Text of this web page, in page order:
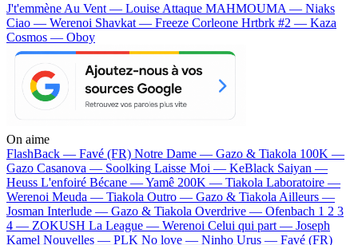
J't'emmène Au Vent — Louise Attaque MAHMOUMA — Niaks
Ciao — Werenoi Shavkat — Freeze Corleone Hrtbrk #2 — Kaza
Cosmos — Oboy
On aime
FlashBack — Favé (FR) Notre Dame — Gazo & Tiakola 100K —
Gazo Casanova — Soolking Laisse Moi — KeBlack Saiyan —
Heuss L'enfoiré Bécane —Yamê 200K — Tiakola Laboratoire —
Werenoi Meuda — Tiakola Outro — Gazo & Tiakola Ailleurs —
Josman Interlude — Gazo & Tiakola Overdrive — Ofenbach 1 2 3
4 — ZOKUSH La League — Werenoi Celui qui part — Joseph
Kamel Nouvelles — PLK No love — Ninho Urus — Favé (FR)